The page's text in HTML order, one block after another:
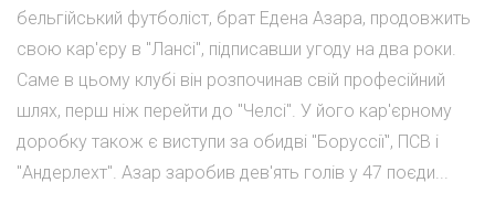
бельгійський футболіст, брат Едена Азара, продовжить
свою кар'єру в "Лансі", підписавши угоду на два роки.
Саме в цьому клубі він розпочинав свій професійний
шлях, перш ніж перейти до "Челсі". У його кар'єрному
доробку також є виступи за обидві "Боруссії", ПСВ і
"Андерлехт". Азар заробив дев'ять голів у 47 поєди...